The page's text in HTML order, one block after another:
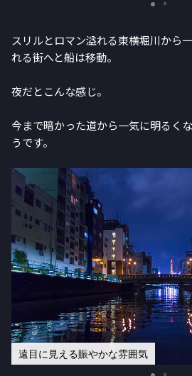
スリルとロマン溢れる東横堀川から
れる街へと船は移動。
夜だとこんな感じ。
今まで暗かった道から一気に明るく
うです。
遠目に見える賑やかな雰囲気